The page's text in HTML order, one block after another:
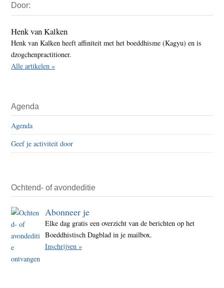
Sidebar
Door:
Henk van Kalken
Henk van Kalken heeft affiniteit met het boeddhisme (Kagyu) en is
dzogchenpractitioner.
Alle artikelen »
Agenda
Agenda
Geef je activiteit door
Ochtend- of avondeditie
Abonneer je
Elke dag gratis een overzicht van de berichten op het
Boeddhistisch Dagblad in je mailbox.
Inschrijven »